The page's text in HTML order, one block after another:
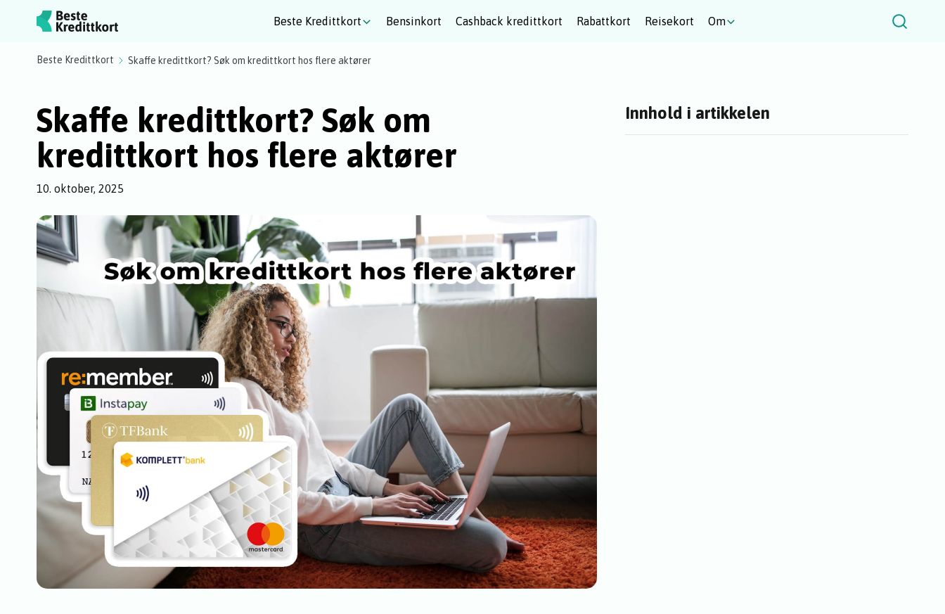
Beste Kredittkort Bensinkort Cashback kredittkort Rabattkort Reisekort Om
Beste Kredittkort Skaffe kredittkort? Søk om kredittkort hos flere aktører
Skaffe kredittkort? Søk om
kredittkort hos flere aktører
10. oktober, 2025
Innhold i artikkelen